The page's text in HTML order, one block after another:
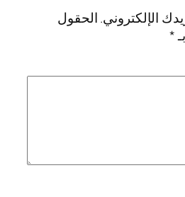
الإلكتروني.الحقول
*